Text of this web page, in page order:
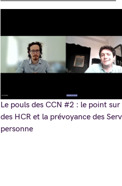
Le pouls des CCN #2 : le point sur
des HCR et la prévoyance des
personne